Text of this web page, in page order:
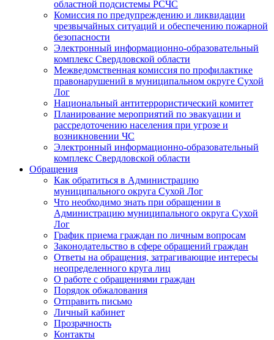
областной подсистемы РСЧС
Комиссия по предупреждению и ликвидации
чрезвычайных ситуаций и обеспечению пожарной
безопасности
Электронный информационно-образовательный
комплекс Cвердловской области
Межведомственная комиссия по профилактике
правонарушений в муниципальном округе Сухой
Лог
Национальный антитеррористический комитет
Планирование мероприятий по эвакуации и
рассредоточению населения при угрозе и
возникновении ЧС
Электронный информационно-образовательный
комплекс Свердловской области
Обращения
Как обратиться в Администрацию
муниципального округа Сухой Лог
Что необходимо знать при обращении в
Администрацию муниципального округа Сухой
Лог
График приема граждан по личным вопросам
Законодательство в сфере обращений граждан
Ответы на обращения, затрагивающие интересы
неопределенного круга лиц
О работе с обращениями граждан
Порядок обжалования
Отправить письмо
Личный кабинет
Прозрачность
Контакты